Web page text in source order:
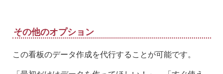
その他のオプション
この看板のデータ作成を代行することが可能です。